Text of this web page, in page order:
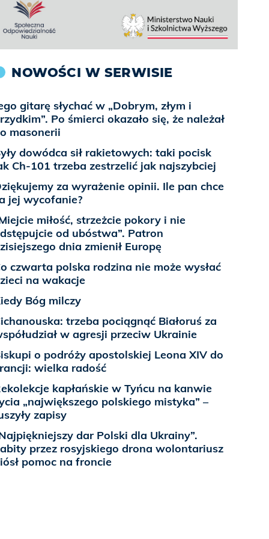
NOWOŚCI W SERWISIE
gitarę słychać w „Dobrym, złym i
Po śmierci okazało się, że należał
masonerii
dowódca sił rakietowych: taki pocisk
Ch-101 trzeba zestrzelić jak najszybciej
za wyrażenie opinii. Ile pan chce
jej wycofanie?
miłość, strzeżcie pokory i nie
od ubóstwa”. Patron
dnia zmienił Europę
czwarta polska rodzina nie może wysłać
na wakacje
Bóg milczy
trzeba pociągnąć Białoruś za
w agresji przeciw Ukrainie
o podróży apostolskiej Leona XIV do
wielka radość
kapłańskie w Tyńcu na kanwie
„największego polskiego mistyka” –
zapisy
dar Polski dla Ukrainy”.
przez rosyjskiego drona wolontariusz
pomoc na froncie